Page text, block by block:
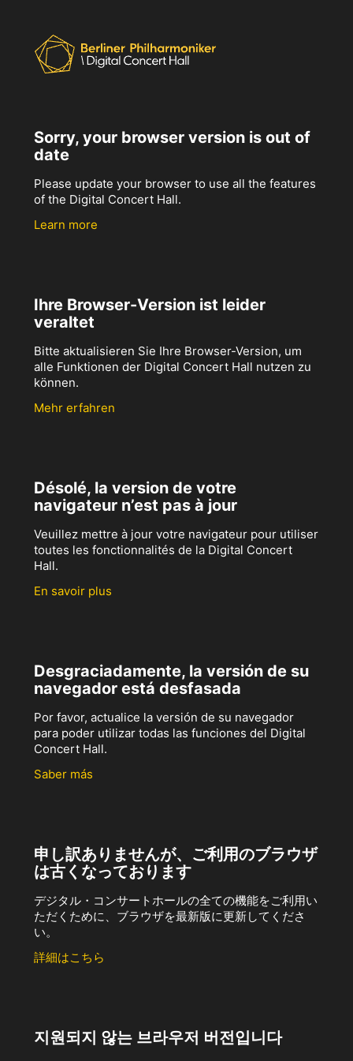
Sorry, your browser version is out of
date
Please update your browser to use all the features
of the Digital Concert Hall.
Learn more
Ihre Browser-Version ist leider
veraltet
Bitte aktualisieren Sie Ihre Browser-Version, um
alle Funktionen der Digital Concert Hall nutzen zu
können.
Mehr erfahren
Désolé, la version de votre
navigateur n’est pas à jour
Veuillez mettre à jour votre navigateur pour utiliser
toutes les fonctionnalités de la Digital Concert
Hall.
En savoir plus
Desgraciadamente, la versión de su
navegador está desfasada
Por favor, actualice la versión de su navegador
para poder utilizar todas las funciones del Digital
Concert Hall.
Saber más
申し訳ありませんが、ご利用のブラウザ
は古くなっております
デジタル・コンサートホールの全ての機能をご利用い
ただくために、ブラウザを最新版に更新してくださ
い。
詳細はこちら
지원되지 않는 브라우저 버전입니다